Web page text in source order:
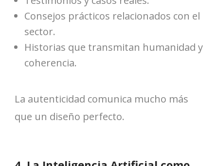
Consejos prácticos relacionados con el
sector.
Historias que transmitan humanidad y
coherencia.
La autenticidad comunica mucho más
que un diseño perfecto.